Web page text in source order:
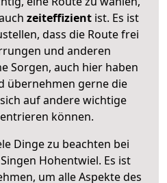
zeiteffizient ist. Es ist
dass die Route frei
und anderen
Sorgen, auch hier haben
übernehmen gerne die
auf andere wichtige
können.
Dinge zu beachten bei
Hohentwiel. Es ist
um alle Aspekte des